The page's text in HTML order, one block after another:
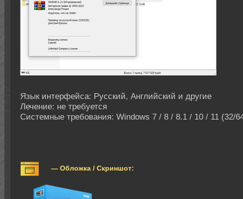
Язык интерфейса: Русский, Английский и другие
Лечение: не требуется
Системные требования: Windows 7 / 8 / 8.1 / 10 / 11 (32/
— Обложка / Скриншот: